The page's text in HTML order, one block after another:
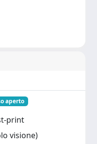
aperto
print
visione)